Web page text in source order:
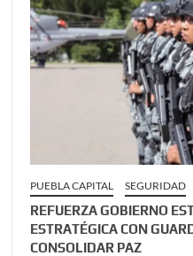
PUEBLA CAPITAL SEGURIDAD
REFUERZA GOBIERNO
ESTRATÉGICA CON
CONSOLIDAR PAZ